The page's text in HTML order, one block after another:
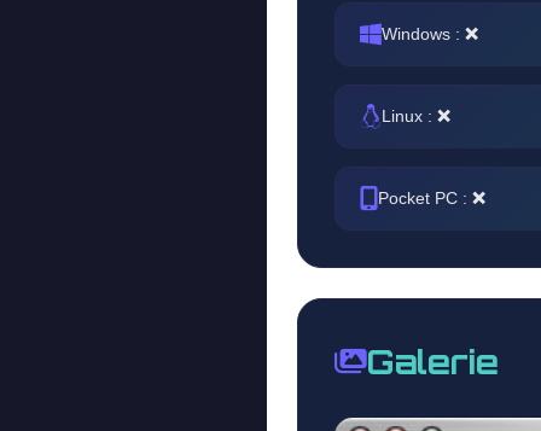
Windows : ❌
Linux : ❌
Pocket PC : ❌
Galerie